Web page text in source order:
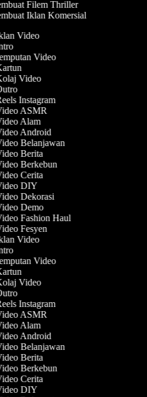
Filem Thriller
Iklan Komersial
Video
Video
Video
Instagram
ASMR
Alam
Android
Belanjawan
Berita
Berkebun
Cerita
DIY
Dekorasi
Demo
Fashion Haul
Fesyen
Video
Video
Video
Instagram
ASMR
Alam
Android
Belanjawan
Berita
Berkebun
Cerita
DIY